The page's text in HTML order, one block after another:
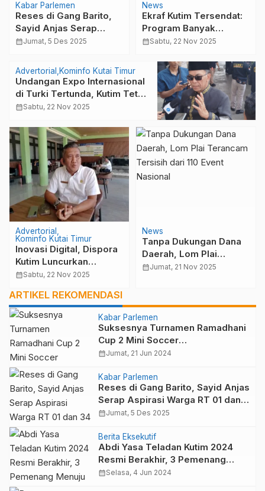
Kabar Parlemen
Reses di Gang Barito,
Sayid Anjas Serap
Aspirasi Warga RT 01
calendar_monthJumat, 5 Des 2025
News
Ekraf Kutim Tersendat:
Program Banyak
Dipangkas, Kreativitas
Melambat
calendar_monthSabtu, 22 Nov 2025
Advertorial Kominfo Kutai Timur
Undangan Expo Internasional
di Turki Tertunda, Kutim Tetap
Jaga Peluang Ekspor Produk
calendar_monthSabtu, 22 Nov 2025
Advertorial
Kominfo Kutai Timur
Inovasi Digital, Dispora
Kutim Luncurkan
Aplikasi OLGA untuk
Olahraga
calendar_monthSabtu, 22 Nov 2025
News
Tanpa Dukungan Dana
Daerah, Lom Plai
Terancam Tersisih dari
calendar_monthJumat, 21 Nov 2025
ARTIKEL REKOMENDASI
Kabar Parlemen
Suksesnya Turnamen Ramadhani
Cup 2 Mini Soccer
Menyemarakkan Kutai Timur
calendar_monthJumat, 21 Jun 2024
Kabar Parlemen
Reses di Gang Barito, Sayid Anjas
Serap Aspirasi Warga RT 01 dan
34 Teluk Lingga
calendar_monthJumat, 5 Des 2025
Berita Eksekutif
Abdi Yasa Teladan Kutim 2024
Resmi Berakhir, 3 Pemenang
Menuju Tingkat Provinsi
calendar_monthSelasa, 4 Jun 2024